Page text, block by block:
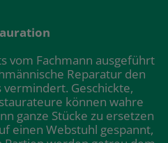
vom Fachmann ausgeführt
Reparatur den
Geschickte,
können wahre
ganze Stücke zu ersetzen
einen Webstuhl gespannt,